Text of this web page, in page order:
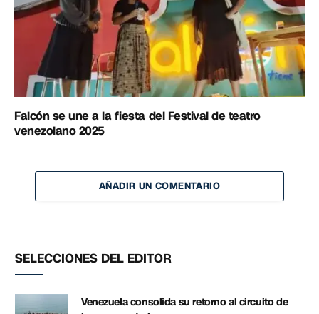
Falcón se une a la fiesta del Festival de teatro
venezolano 2025
AÑADIR UN COMENTARIO
SELECCIONES DEL EDITOR
Venezuela consolida su retorno al circuito de